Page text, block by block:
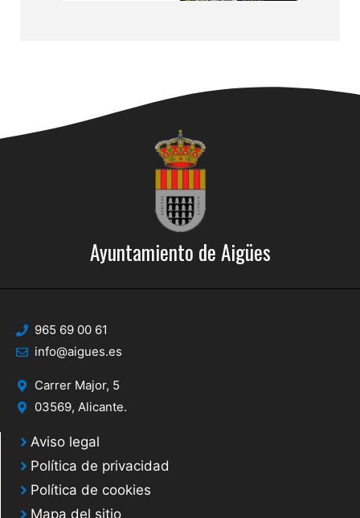
Ayuntamiento de Aigües
965 69 00 61
info@aigues.es
Carrer Major, 5
03569, Alicante.
Aviso legal
Política de privacidad
Política de cookies
Mapa del sitio